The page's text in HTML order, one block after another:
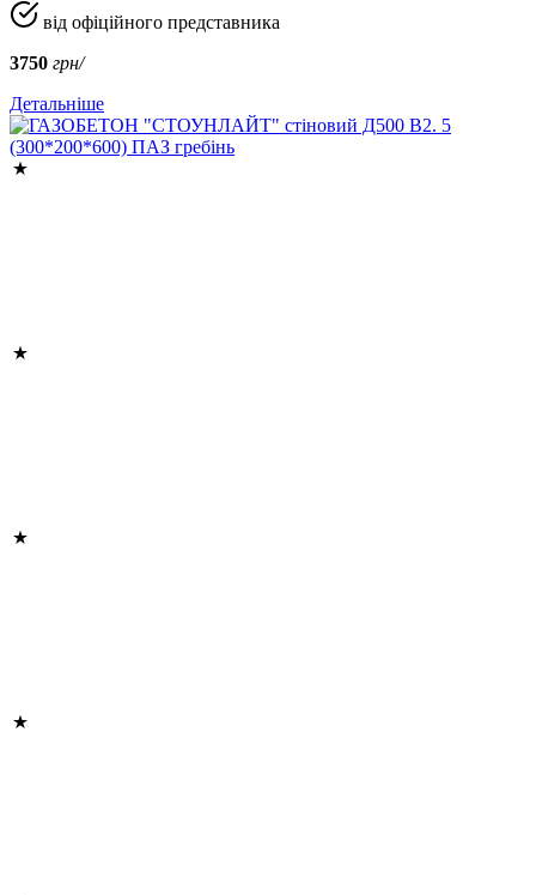
від офіційного представника
3750 грн/
Детальніше